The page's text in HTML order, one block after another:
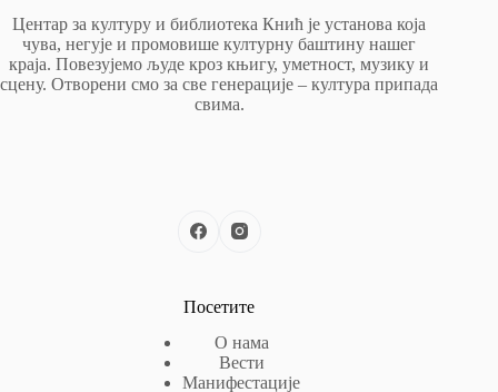
Центар за културу и библиотека Кнић је установа која
чува, негује и промовише културну баштину нашег
краја. Повезујемо људе кроз књигу, уметност, музику и
сцену. Отворени смо за све генерације – култура припада
свима.
Посетите
О нама
Вести
Манифестације